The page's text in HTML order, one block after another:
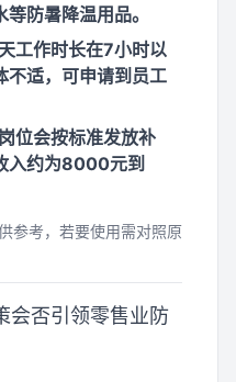
防暑降温用品。
工作时长在7小时以
不适，可申请到员工
位会按标准发放补
入约为8000元到
参考，若要使用需对照原
会否引领零售业防